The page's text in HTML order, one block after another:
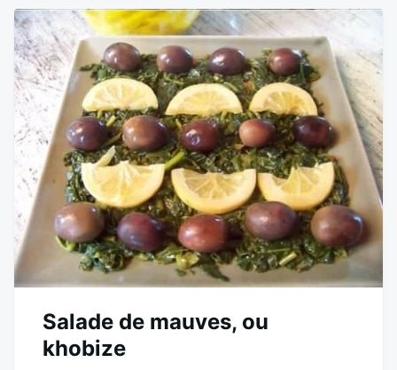
Salade de mauves, ou
khobize